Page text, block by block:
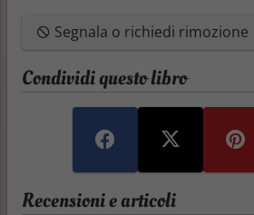
Segnala o richiedi rimozione
Condividi questo libro
Recensioni e articoli